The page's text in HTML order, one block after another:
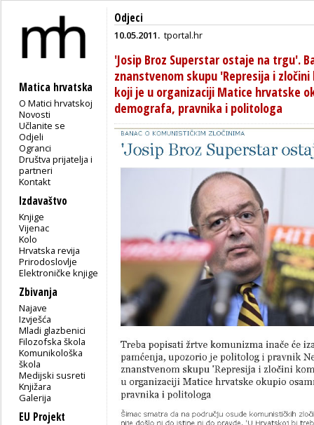
Matica hrvatska
O Matici hrvatskoj
Novosti
Učlanite se
Odjeli
Ogranci
Društva prijatelja i
partneri
Kontakt
Izdavaštvo
Knjige
Vijenac
Kolo
Hrvatska revija
Prirodoslovlje
Elektroničke knjige
Zbivanja
Najave
Izvješća
Mladi glazbenici
Filozofska škola
Komunikološka
škola
Medijski susreti
Knjižara
Galerija
EU Projekt
Odjeci
10.05.2011. tportal.hr
'Josip Broz Superstar ostaje na trgu'.
znanstvenom skupu 'Represija i
koji je u organizaciji Matice hrvatske
demografa, pravnika i politologa